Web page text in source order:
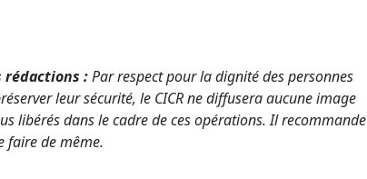
rédactions :Par respect pour la dignité des personnes
leur sécurité, le CICR ne diffusera aucune image
libérés dans le cadre de ces opérations. Il recommande
faire de même.